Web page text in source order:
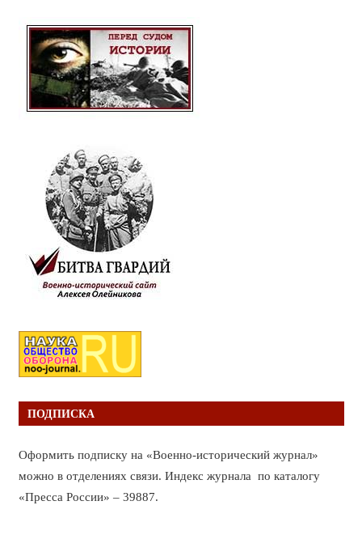
ПОДПИСКА
Оформить подписку на «Военно-исторический журнал»
можно в отделениях связи. Индекс журнала по каталогу
«Пресса России» – 39887.